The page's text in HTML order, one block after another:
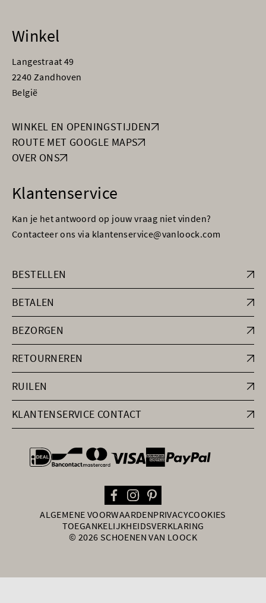
Winkel
Langestraat 49
2240 Zandhoven
België
WINKEL EN OPENINGSTIJDEN
ROUTE MET GOOGLE MAPS
OVER ONS
Klantenservice
Kan je het antwoord op jouw vraag niet vinden?
Contacteer ons via klantenservice@vanloock.com
BESTELLEN
BETALEN
BEZORGEN
RETOURNEREN
RUILEN
KLANTENSERVICE CONTACT
general.paymentOptions
ALGEMENE VOORWAARDENPRIVACYCOOKIES
TOEGANKELIJKHEIDSVERKLARING
© 2026 SCHOENEN VAN LOOCK